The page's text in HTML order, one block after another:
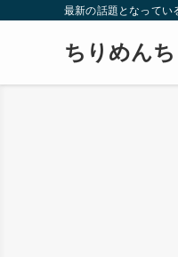
最新の話題となってい
ちりめんち